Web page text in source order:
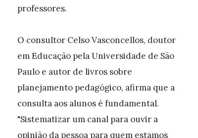
professores.
O consultor Celso Vasconcellos, doutor
em Educação pela Universidade de São
Paulo e autor de livros sobre
planejamento pedagógico, afirma que a
consulta aos alunos é fundamental.
"Sistematizar um canal para ouvir a
opinião da pessoa para quem estamos